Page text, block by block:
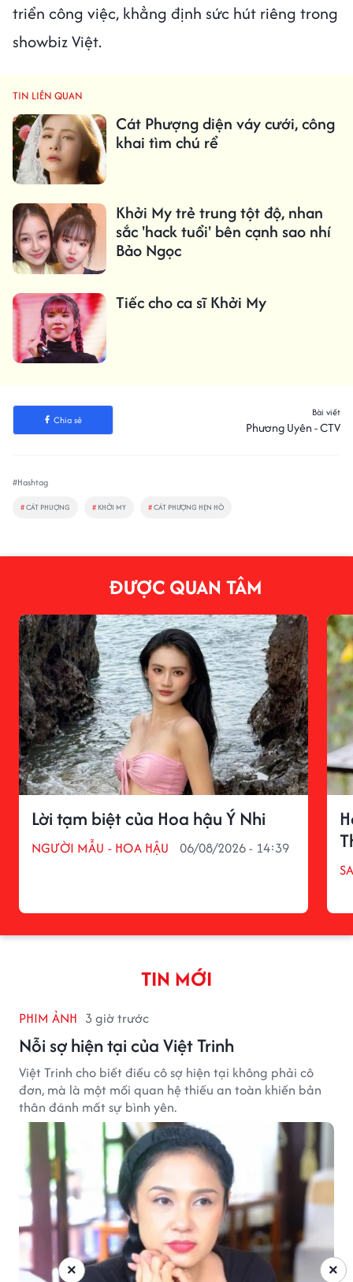
triển công việc, khẳng định sức hút riêng trong
showbiz Việt.
TIN LIÊN QUAN
Cát Phượng diện váy cưới, công
khai tìm chú rể
Khởi My trẻ trung tột độ, nhan
sắc 'hack tuổi' bên cạnh sao nhí
Bảo Ngọc
Tiếc cho ca sĩ Khởi My
Chia sẻ
Bài viết
Phương Uyên - CTV
#Hashtag
#CÁT PHUỢNG # KHỞI MY #CÁT PHƯỢNG HẸN HÒ
ĐƯỢC QUAN TÂM
Lời tạm biệt của Hoa hậu Ý Nhi
NGƯỜI MẪU - HOA HẬU 06/08/2026 - 14:39
TIN MỚI
PHIM ẢNH 3 giờ trước
Nỗi sợ hiện tại của Việt Trinh
Việt Trinh cho biết điều cô sợ hiện tại không phải cô
đơn, mà là một mối quan hệ thiếu an toàn khiến bản
thân đánh mất sự bình yên.
×
×